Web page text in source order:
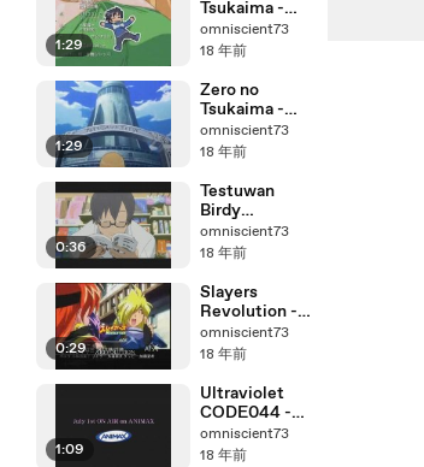
1:29
Tsukaima -
Princesses no
Rondo - ED
omniscient73
18 年前
1:29
Zero no
Tsukaima -
Princesses no
Rondo - OP
omniscient73
18 年前
0:36
Testuwan
Birdy
DECODE -
CM2
omniscient73
18 年前
0:29
Slayers
Revolution -
CM
omniscient73
18 年前
1:09
Ultraviolet
CODE044 -
PV
omniscient73
18 年前